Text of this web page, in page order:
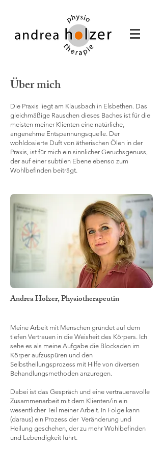
Die Praxis liegt am Klausbach in Elsbethen. Das
gleichmäßige Rauschen dieses Baches ist für die
meisten meiner Klienten eine natürliche,
angenehme Entspannungsquelle. Der
wohldosierte Duft von ätherischen Ölen in der
Praxis, ist für mich ein sinnlicher Geruchsgenuss,
der auf einer subtilen Ebene ebenso zum
Wohlbefinden beiträgt.
Über mich
Meine Arbeit mit Menschen gründet auf dem
tiefen Vertrauen in die Weisheit des Körpers. Ich
sehe es als meine Aufgabe die Blockaden im
Körper aufzuspüren und den
Selbstheilungsprozess mit Hilfe von diversen
Behandlungsmethoden anzuregen.
Dabei ist das Gespräch und eine vertrauensvolle
Zusammenarbeit mit dem Klienten/in ein
wesentlicher Teil meiner Arbeit. In Folge kann
(daraus) ein Prozess der Veränderung und
Heilung geschehen, der zu mehr Wohlbefinden
und Lebendigkeit führt.
Andrea Holzer, Physiotherapeutin